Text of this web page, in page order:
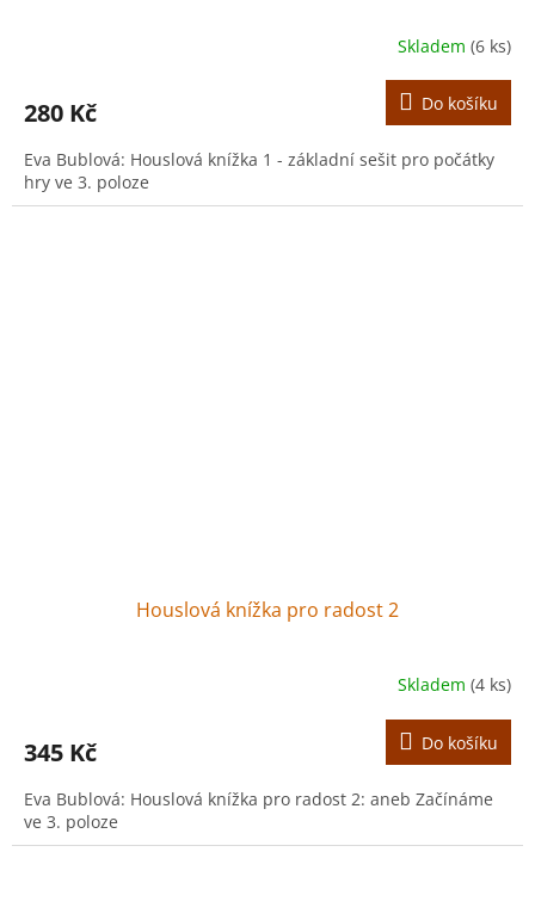
Skladem (6 ks)
280 Kč Do košíku
Eva Bublová: Houslová knížka 1 - základní sešit pro počátky
hry ve 3. poloze
Houslová knížka pro radost 2
Skladem (4 ks)
345 Kč Do košíku
Eva Bublová: Houslová knížka pro radost 2: aneb Začínáme
ve 3. poloze